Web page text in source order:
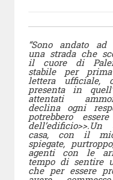
“Sono andato
una strada che
il cuore di
stabile per
lettera ufficiale,
presenta in
attentati
declina ogni
potrebbero
casa, con il
spiegate,
agenti con le
tempo di sentire
che per essere